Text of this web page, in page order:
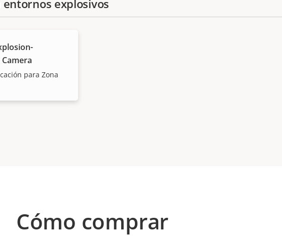
explosivos
para Zona
Cómo comprar